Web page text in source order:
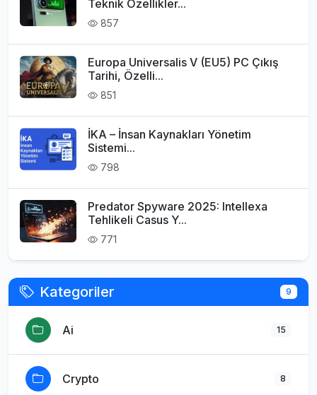
Teknik Özellikler...
857
Europa Universalis V (EU5) PC Çıkış
Tarihi, Özelli...
851
İKA – İnsan Kaynakları Yönetim
Sistemi...
798
Predator Spyware 2025: Intellexa
Tehlikeli Casus Y...
771
Kategoriler 9
Ai 15
Crypto 8